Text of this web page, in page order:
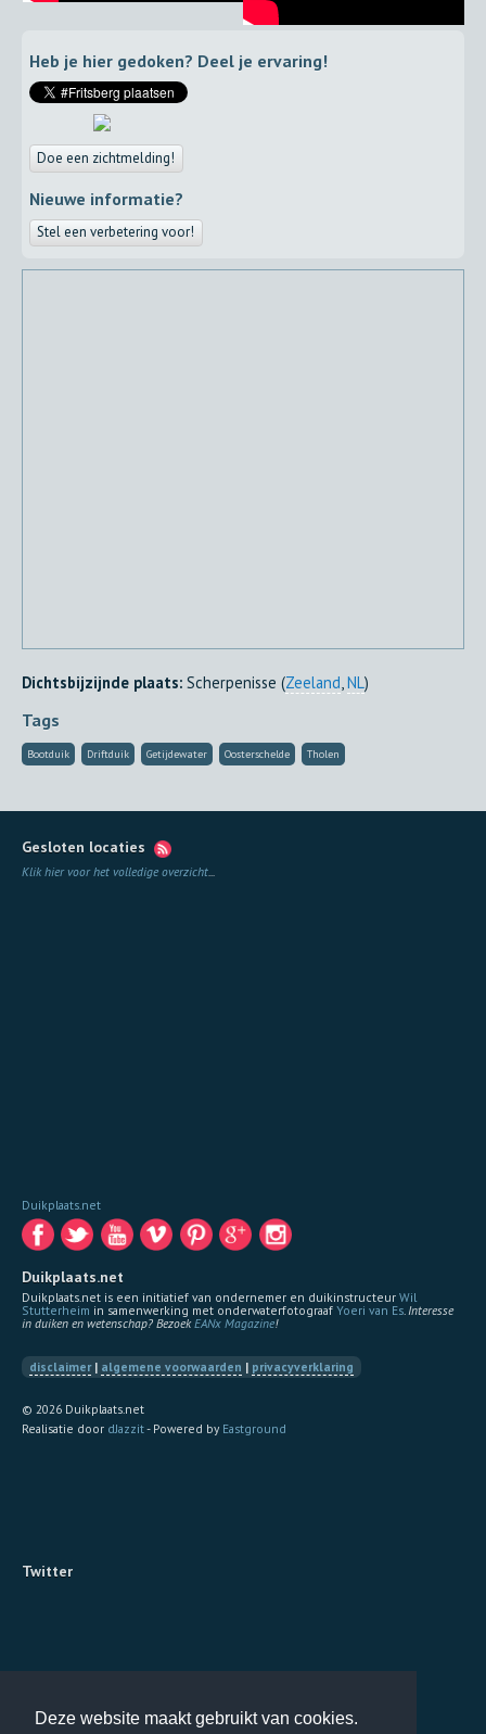
Deze website maakt gebruikt van cookies.
Heb je hier gedoken? Deel je ervaring!
Doe een zichtmelding!
Nieuwe informatie?
Stel een verbetering voor!
Dichtsbijzijnde plaats: Scherpenisse (Zeeland,NL)
Tags
Bootduik Driftduik Getijdewater Oosterschelde Tholen
Gesloten locaties
Klik hier voor het volledige overzicht...
Duikplaats.net
Duikplaats.net
Duikplaats.net is een initiatief van ondernemer en duikinstructeur Wil
Stutterheim in samenwerking met onderwaterfotograaf Yoeri van Es.Interesse
in duiken en wetenschap? BezoekEANx Magazine!
disclaimer| algemene voorwaarden | privacyverklaring
© 2026 Duikplaats.net
Realisatie door dJazzit- Powered by Eastground
Twitter